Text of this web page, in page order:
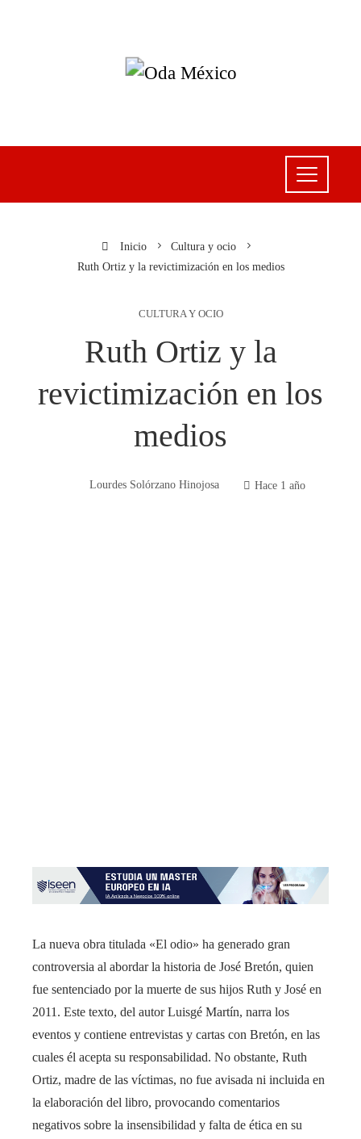
Inicio
Cultura y ocio
Ruth Ortiz y la revictimización en los medios
CULTURA Y OCIO
Ruth Ortiz y la
revictimización en los
medios
Lourdes Solórzano Hinojosa Hace 1 año
La nueva obra titulada «El odio» ha generado gran
controversia al abordar la historia de José Bretón, quien
fue sentenciado por la muerte de sus hijos Ruth y José en
2011. Este texto, del autor Luisgé Martín, narra los
eventos y contiene entrevistas y cartas con Bretón, en las
cuales él acepta su responsabilidad. No obstante, Ruth
Ortiz, madre de las víctimas, no fue avisada ni incluida en
la elaboración del libro, provocando comentarios
negativos sobre la insensibilidad y falta de ética en su